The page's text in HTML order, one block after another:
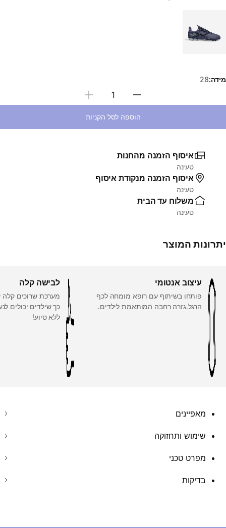
מידה:28
בחירת כמות
הוספה לסל הקניות
איסוף הזמנה מהחנות
טעינה
איסוף הזמנה מנקודת איסוף
טעינה
משלוח עד הבית
טעינה
יתרונות המוצר
עיצוב אנטומי
פותחו בשיתוף עם רופא מומחה לכף
הרגל.גזרה רחבה המותאמת לילדים.
לבישה קלה
מערכת שרוכים קלה
כך שילדים יכולים
ללא סיוע!
מאפיינים
שימוש ותחזוקה
מפרט טכני
בדיקות